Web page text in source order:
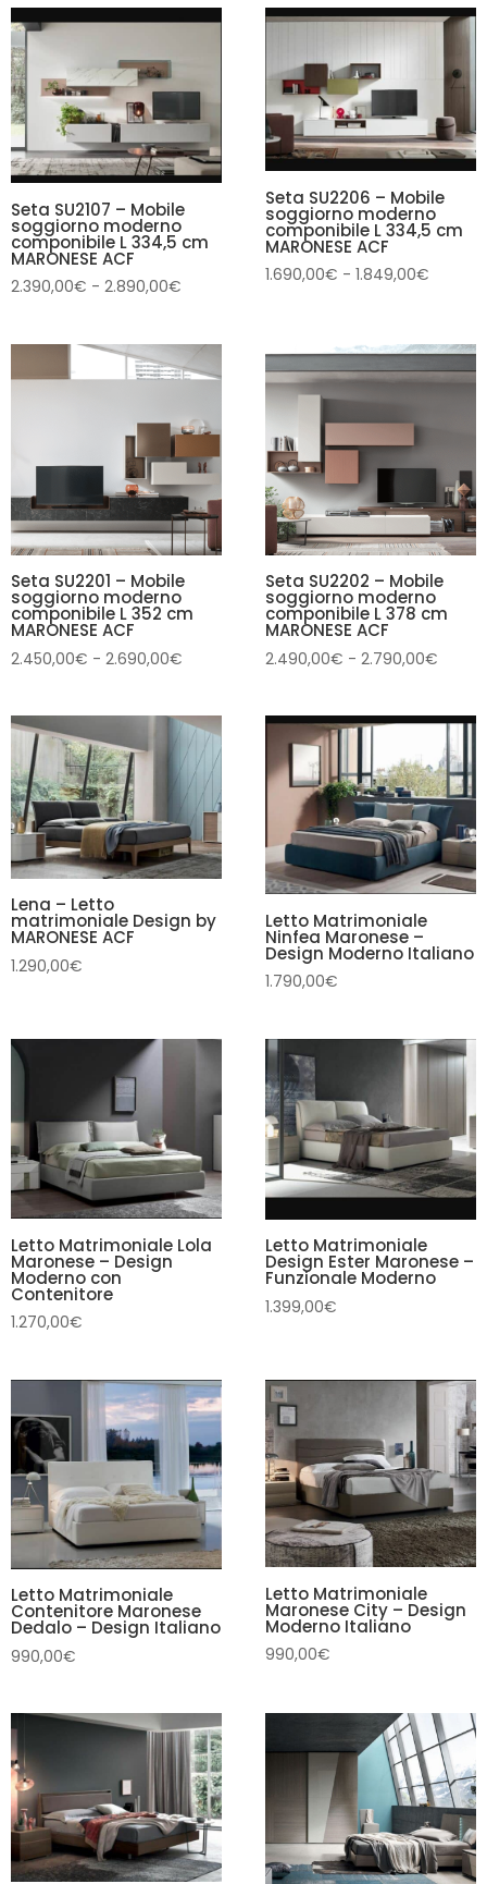
da
2.190,00€
da
Seta SU2107 – Mobile
soggiorno moderno
componibile L 334,5 cm
MARONESE ACF
2.390,00€ - 2.890,00€
da
2.390,00€
2.890,00€
Seta SU2206 – Mobile
soggiorno moderno
componibile L 334,5 cm
MARONESE ACF
1.690,00€ - 1.849,00€
da
Seta SU2201 – Mobile
soggiorno moderno
componibile L 352 cm
MARONESE ACF
2.450,00€ - 2.690,00€
da
2.450,00€
a
2.690,00€
Seta SU2202 – Mobile
soggiorno moderno
componibile L 378 cm
MARONESE ACF
2.490,00€ - 2.790,00€
da
a
Lena – Letto
matrimoniale Design by
MARONESE ACF
1.290,00€
Letto Matrimoniale
Ninfea Maronese –
Design Moderno Italiano
1.790,00€
Letto Matrimoniale Lola
Maronese – Design
Moderno con
Contenitore
1.270,00€
Letto Matrimoniale
Design Ester Maronese –
Funzionale Moderno
1.399,00€
Letto Matrimoniale
Contenitore Maronese
Dedalo – Design Italiano
990,00€
Letto Matrimoniale
Maronese City – Design
Moderno Italiano
990,00€